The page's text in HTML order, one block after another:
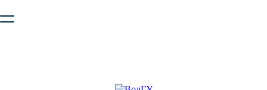
безопасную работу с сайтом. Пожалуйста